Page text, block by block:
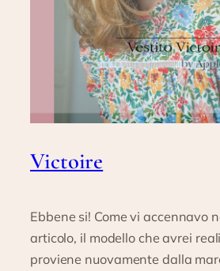
Victoire
Ebbene si! Come vi accennavo
articolo, il modello che avrei
proviene nuovamente dalla